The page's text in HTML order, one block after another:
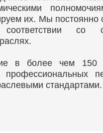
их. Мы
со
в более чем 150
профессиональных
стандартами.